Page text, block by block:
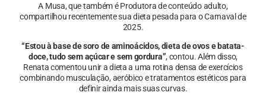
A Musa, que também é Produtora de conteúdo adulto,
compartilhou recentemente sua dieta pesada para o Carnaval de
2025.
“Estou à base de soro de aminoácidos, dieta de ovos e batata-
doce, tudo sem açúcar e sem gordura”, contou. Além disso,
Renata comentou unir a dieta a uma rotina densa de exercícios
combinando musculação, aeróbico e tratamentos estéticos para
definir ainda mais suas curvas.